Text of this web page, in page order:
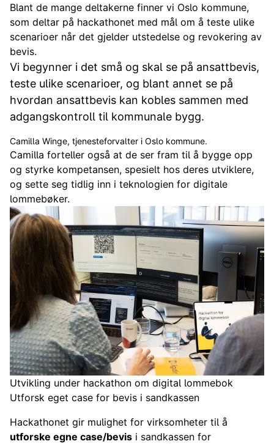
Blant de mange deltakerne finner vi Oslo kommune,
som deltar på hackathonet med mål om å teste ulike
scenarioer når det gjelder utstedelse og revokering av
bevis.
Vi begynner i det små og skal se på ansattbevis,
teste ulike scenarioer, og blant annet se på
hvordan ansattbevis kan kobles sammen med
adgangskontroll til kommunale bygg.
Camilla Winge, tjenesteforvalter i Oslo kommune.
Camilla forteller også at de ser fram til å bygge opp
og styrke kompetansen, spesielt hos deres utviklere,
og sette seg tidlig inn i teknologien for digitale
lommebøker.
Utvikling under hackathon om digital lommebok
Utforsk eget case for bevis i sandkassen
Hackathonet gir mulighet for virksomheter til å
utforske egne case/bevis i sandkassen for